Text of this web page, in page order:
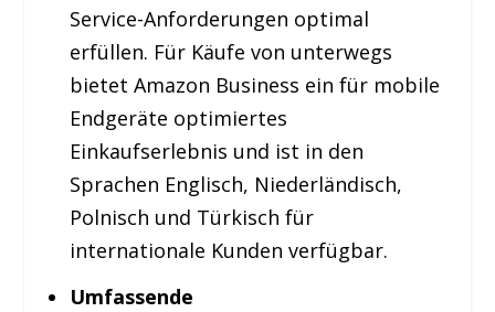
Service-Anforderungen optimal
erfüllen. Für Käufe von unterwegs
bietet Amazon Business ein für mobile
Endgeräte optimiertes
Einkaufserlebnis und ist in den
Sprachen Englisch, Niederländisch,
Polnisch und Türkisch für
internationale Kunden verfügbar.
Umfassende